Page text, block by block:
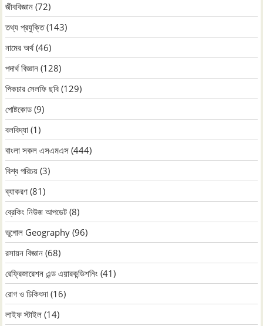
জীববিজ্ঞান (72)
তথ্য প্রযুক্তি(143)
নামের অর্থ(46)
পদার্থ বিজ্ঞান (128)
পিকচার সেলফি ছবি (129)
পোষ্টকোড (9)
বলবিদ্যা (1)
বাংলা সকল এসএমএস (444)
বিশ্ব পরিচয় (3)
ব্যাকরণ (81)
ব্রেকিং নিউজ আপডেট (8)
ভূগোল Geography (96)
রসায়ন বিজ্ঞান (68)
রেফ্রিজারেশন এন্ড এয়ারকন্ডিশনিং (41)
রোগ ও চিকিৎসা (16)
লাইফ স্টাইল (14)